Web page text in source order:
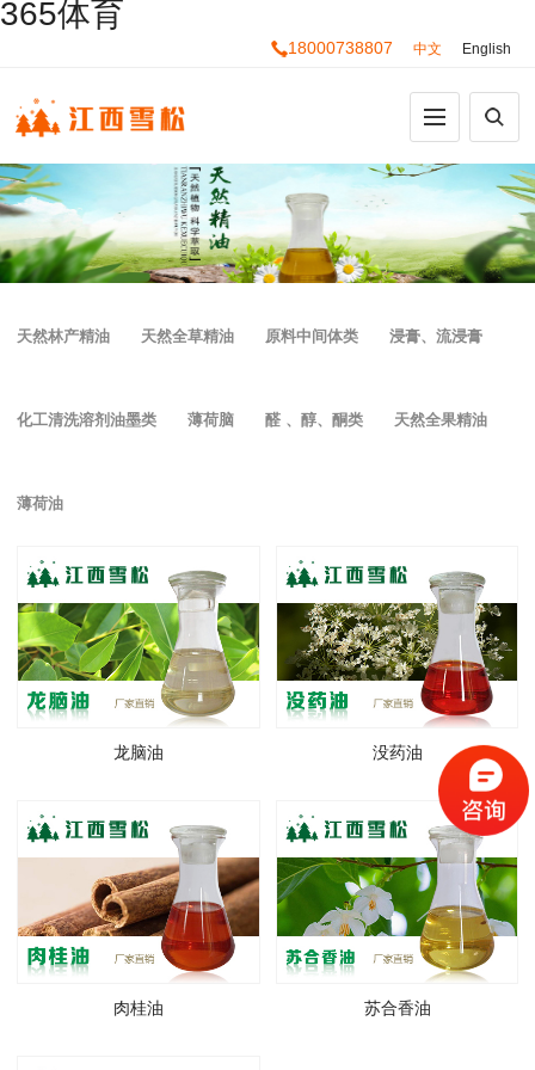
365体育
18000738807 中文 English
天然林产精油 天然全草精油 原料中间体类 浸膏、流浸膏
化工清洗溶剂油墨类 薄荷脑 醛 、醇、酮类 天然全果精油
薄荷油
龙脑油 没药油
肉桂油 苏合香油